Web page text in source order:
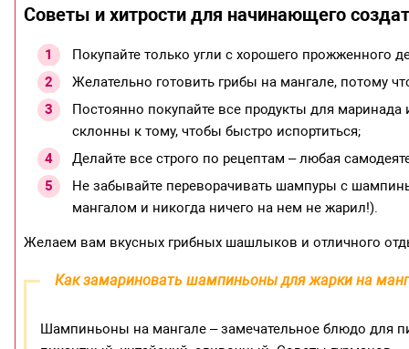
Советы и хитрости для начинающего
Покупайте только угли с хорошего прожженного
Желательно готовить грибы на мангале, потому
Постоянно покупайте все продукты для
склонны к тому, чтобы быстро испортиться;
Делайте все строго по рецептам – любая
Не забывайте переворачивать шампуры с
мангалом и никогда ничего на нем не жарил!).
Желаем вам вкусных грибных шашлыков и отличного
Как замариновать шампиньоны для жарки на
Шампиньоны на мангале – замечательное блюдо для